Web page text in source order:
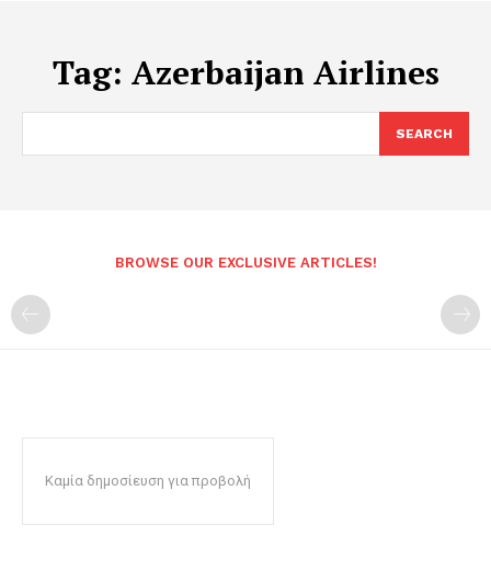
Tag: Azerbaijan Airlines
SEARCH
BROWSE OUR EXCLUSIVE ARTICLES!
Καμία δημοσίευση για προβολή